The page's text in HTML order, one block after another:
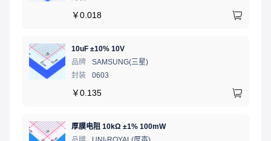
￥0.018
10uF ±10% 10V
品牌
SAMSUNG(三星)
封装
0603
￥0.135
厚膜电阻 10kΩ ±1% 100mW